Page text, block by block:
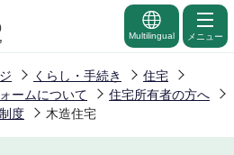
Multilingual メニュー
くらし・手続き
住宅
ームについて
住宅所有者の方へ
度
木造住宅